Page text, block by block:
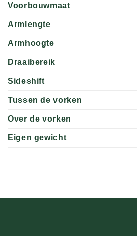
Voorbouwmaat
Armlengte
Armhoogte
Draaibereik
Sideshift
Tussen de vorken
Over de vorken
Eigen gewicht